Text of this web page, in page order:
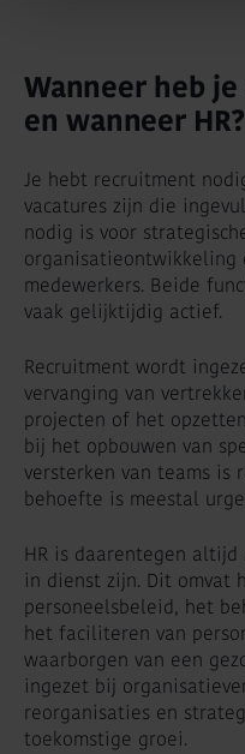
Wanneer heb
en wanneer HR?
Je hebt recruitment
vacatures zijn die
nodig is voor
organisatieontwikkeling
medewerkers. Beide
vaak gelijktijdig actief.
Recruitment wordt
vervanging van
projecten of het
bij het opbouwen van
versterken van teams is
behoefte is meestal
HR is daarentegen
in dienst zijn. Dit omvat
personeelsbeleid, het
het faciliteren van
waarborgen van een
ingezet bij
reorganisaties en
toekomstige groei.